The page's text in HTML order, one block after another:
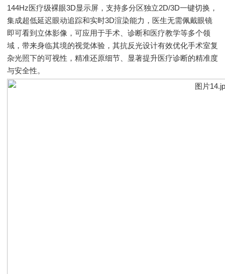
144Hz医疗级裸眼3D显示屏，支持多分区独立2D/3D一键切换，
集成超低延迟眼动追踪和实时3D渲染能力，医生无需佩戴眼镜
即可看到立体影像，可应用于手术、诊断和医疗教学等多个领
域，带来身临其境的视觉体验，其抗反光设计有效优化手术室复
杂光照下的可视性，精准还原细节、显著提升医疗诊断的精准度
与安全性。